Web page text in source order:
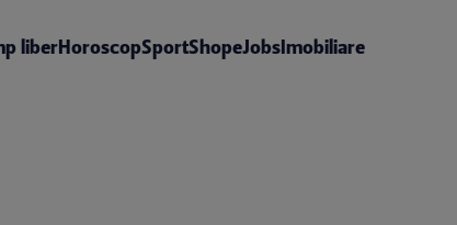
liberHoroscopSportShopeJobsImobiliare